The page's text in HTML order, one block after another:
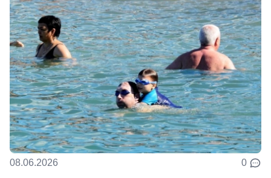
08.06.2026 0